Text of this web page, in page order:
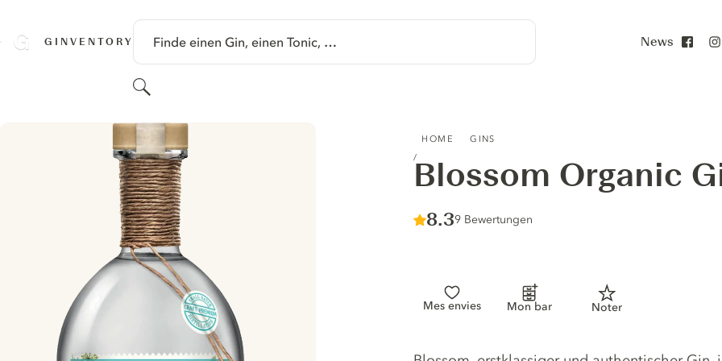
GINVENTORY Finde einen Gin, einen Tonic, …
Suchen
News
HOME GINS
Blossom Organic
Score :
8.3/ 10
9 Bewertungen
Mes envies Mon bar Noter